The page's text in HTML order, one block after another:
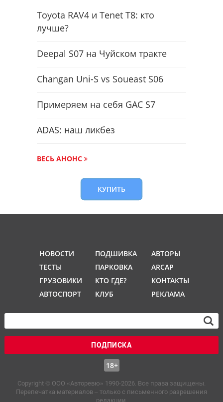
Toyota RAV4 и Tenet T8: кто
лучше?
Deepal S07 на Чуйском тракте
Changan Uni-S vs Soueast S06
Примеряем на себя GAC S7
ADAS: наш ликбез
ВЕСЬ АНОНС
КУПИТЬ
НОВОСТИ
ТЕСТЫ
ГРУЗОВИКИ
АВТОСПОРТ
ПОДШИВКА
ПАРКОВКА
КТО ГДЕ?
КЛУБ
АВТОРЫ
ARCAP
КОНТАКТЫ
РЕКЛАМА
ПОДПИСКА
18+
Copyright © OOO «Авторевю» 1990-2026. Все права защищены.
Перепечатка материалов – только с письменного разрешения
редакции.